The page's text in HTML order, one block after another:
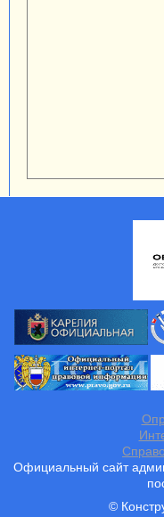
Официальный сайт
©